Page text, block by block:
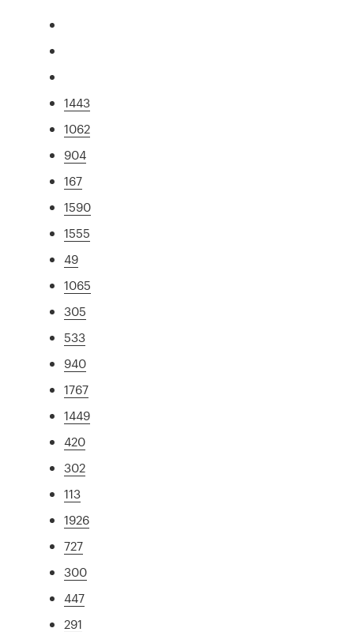
1443
1062
904
167
1590
1555
49
1065
305
533
940
1767
1449
420
302
113
1926
727
300
447
291